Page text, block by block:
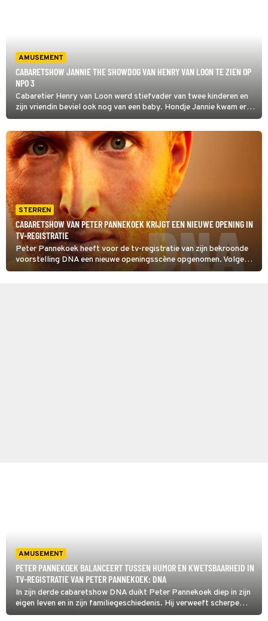
AMUSEMENT
CABARETSHOW JANNIE THE SHOWDOG VAN HENRY VAN LOON TE ZIEN OP
NPO 3
Cabaretier Henry van Loon werd stiefvader van twee kinderen en
zijn vriendin beviel ook nog van een baby. Hondje Jannie kwam er
kort daarna bij. Henry's nieuwe rol als gezinsman is de rode draad
in de voorstelling Jannie the Showdog.
STERREN
CABARETSHOW VAN PETER PANNEKOEK KRIJGT EEN NIEUWE OPENING IN
TV-REGISTRATIE
Peter Pannekoek heeft voor de tv-registratie van zijn bekroonde
voorstelling DNA een nieuwe openingsscène opgenomen. Volgens
de cabaretier kwam de originele opening, die op het toneel goed
AMUSEMENT
PETER PANNEKOEK BALANCEERT TUSSEN HUMOR EN KWETSBAARHEID IN
TV-REGISTRATIE VAN PETER PANNEKOEK: DNA
In zijn derde cabaretshow DNA duikt Peter Pannekoek diep in zijn
eigen leven en in zijn familiegeschiedenis. Hij verweeft scherpe
humor met pijnlijke verhalen en dat leidt tot zelfreflectie, ook bij